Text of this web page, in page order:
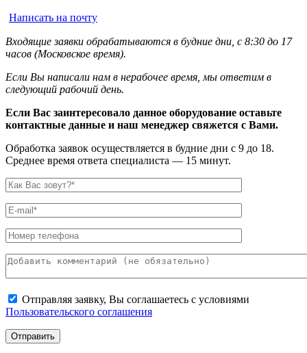
Написать на почту
Входящие заявки обрабатываются в будние дни, с 8:30 до 17
часов (Московское время).
Если Вы написали нам в нерабочее время, мы ответим в
следующий рабочий день.
Если Вас заинтересовало данное оборудование оставьте
контактные данные и наш менеджер свяжется с Вами.
Обработка заявок осуществляется в будние дни с 9 до 18.
Среднее время ответа специалиста — 15 минут.
Отправляя заявку, Вы соглашаетесь с условиями
Пользовательского соглашения